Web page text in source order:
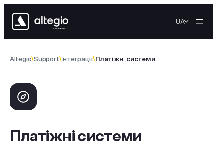
UA
Altegio Support Інтеграції Платіжні системи
Платіжні системи